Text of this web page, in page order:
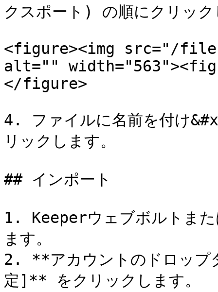
クスポート) の順にクリック
<figure><img src="/files/
alt=""
</figure>
4. ファイルに名前を付け
リックします。
## インポート
1. Keeperウェブボルトまた
ます。
2. **アカウントのドロッ
定]** をクリックします。